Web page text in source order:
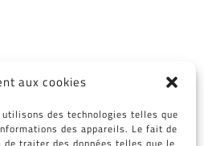
aux cookies
des technologies telles que
des appareils. Le fait de
TumblrPinterest
Vk Email